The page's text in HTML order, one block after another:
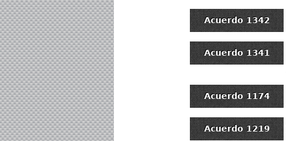
Acuerdo 1342
Acuerdo 1341
Acuerdo 1174
Acuerdo 1219